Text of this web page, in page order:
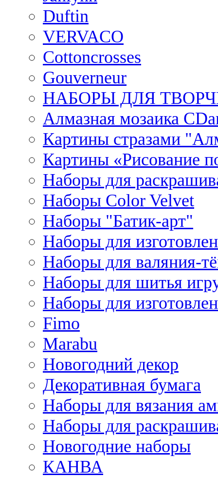
Duftin
VERVACO
Cottoncrosses
Gouverneur
НАБОРЫ ДЛЯ
Алмазная мозаика
Картины стразами
Картины «Рисование
Наборы для
Наборы Сolor Velvet
Наборы "Батик-арт"
Наборы для
Наборы для валяния-
Наборы для шитья
Наборы для
Fimo
Marabu
Новогодний декор
Декоративная бумага
Наборы для вязания
Наборы для
Новогодние наборы
КАНВА